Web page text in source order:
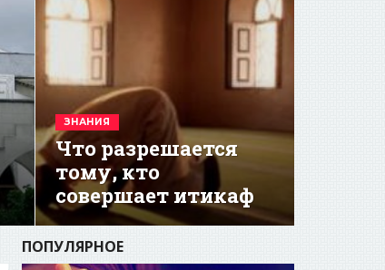
ЗНАНИЯ
Что разрешается
тому, кто
совершает итикаф
ПОПУЛЯРНОЕ